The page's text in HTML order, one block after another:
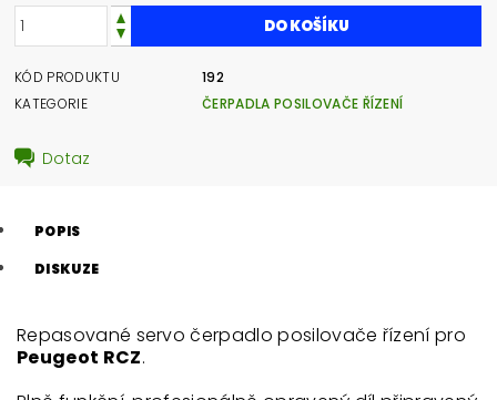
KÓD PRODUKTU
192
KATEGORIE
ČERPADLA POSILOVAČE ŘÍZENÍ
Dotaz
POPIS
DISKUZE
Repasované servo čerpadlo posilovače řízení pro
Peugeot RCZ.